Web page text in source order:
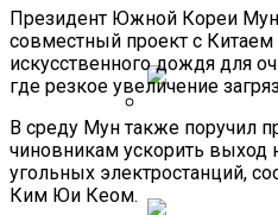
Ученые
От
Ученые
Телефоны
Президент Южной Кореи
совместный проект с
искусственного дождя для
где резкое увеличение
В среду Мун также поручил
чиновникам ускорить выход
угольных электростанций,
Ким Юи Кеом.